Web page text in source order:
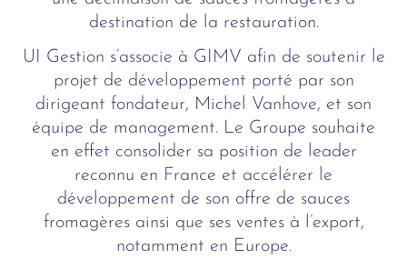
destination de la restauration.
UI Gestion s’associe à GIMV afin de soutenir le
projet de développement porté par son
dirigeant fondateur, Michel Vanhove, et son
équipe de management. Le Groupe souhaite
en effet consolider sa position de leader
reconnu en France et accélérer le
développement de son offre de sauces
fromagères ainsi que ses ventes à l’export,
notamment en Europe.